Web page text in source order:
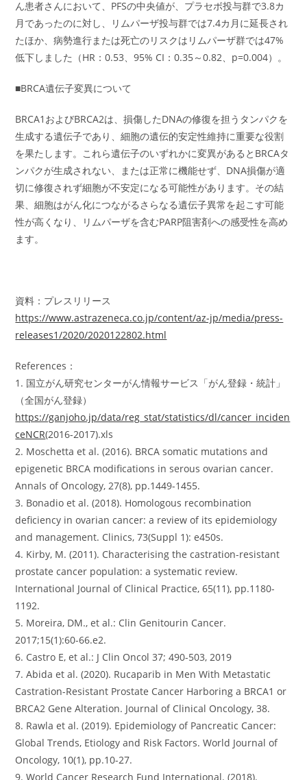
ん患者さんにおいて、PFSの中央値が、プラセボ投与群で3.8カ
月であったのに対し、リムパーザ投与群では7.4カ月に延長され
たほか、病勢進行または死亡のリスクはリムパーザ群では47%
低下しました（HR：0.53、95% CI：0.35～0.82、p=0.004）。
■BRCA遺伝子変異について
BRCA1およびBRCA2は、損傷したDNAの修復を担うタンパクを
生成する遺伝子であり、細胞の遺伝的安定性維持に重要な役割
を果たします。これら遺伝子のいずれかに変異があるとBRCAタ
ンパクが生成されない、または正常に機能せず、DNA損傷が適
切に修復されず細胞が不安定になる可能性があります。その結
果、細胞はがん化につながるさらなる遺伝子異常を起こす可能
性が高くなり、リムパーザを含むPARP阻害剤への感受性を高め
ます。
資料：プレスリリース
https://www.astrazeneca.co.jp/content/az-jp/media/press-
releases1/2020/2020122802.html
References：
1. 国立がん研究センターがん情報サービス「がん登録・統計」
（全国がん登録）
https://ganjoho.jp/data/reg_stat/statistics/dl/cancer_inciden
ceNCR(2016-2017).xls
2. Moschetta et al. (2016). BRCA somatic mutations and
epigenetic BRCA modifications in serous ovarian cancer.
Annals of Oncology, 27(8), pp.1449-1455.
3. Bonadio et al. (2018). Homologous recombination
deficiency in ovarian cancer: a review of its epidemiology
and management. Clinics, 73(Suppl 1): e450s.
4. Kirby, M. (2011). Characterising the castration-resistant
prostate cancer population: a systematic review.
International Journal of Clinical Practice, 65(11), pp.1180-
1192.
5. Moreira, DM., et al.: Clin Genitourin Cancer.
2017;15(1):60-66.e2.
6. Castro E, et al.: J Clin Oncol 37; 490-503, 2019
7. Abida et al. (2020). Rucaparib in Men With Metastatic
Castration-Resistant Prostate Cancer Harboring a BRCA1 or
BRCA2 Gene Alteration. Journal of Clinical Oncology, 38.
8. Rawla et al. (2019). Epidemiology of Pancreatic Cancer:
Global Trends, Etiology and Risk Factors. World Journal of
Oncology, 10(1), pp.10-27.
9. World Cancer Research Fund International. (2018).